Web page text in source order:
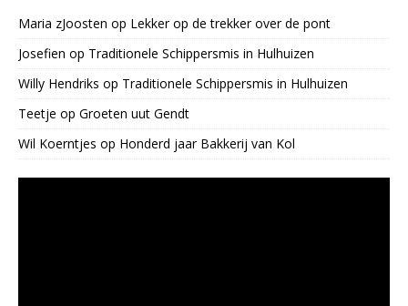
Maria zJoosten op Lekker op de trekker over de pont
Josefien op Traditionele Schippersmis in Hulhuizen
Willy Hendriks op Traditionele Schippersmis in Hulhuizen
Teetje op Groeten uut Gendt
Wil Koerntjes op Honderd jaar Bakkerij van Kol